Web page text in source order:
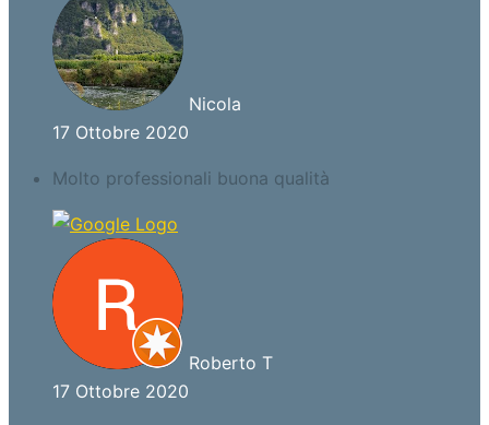
Nicola
17 Ottobre 2020
Molto professionali buona qualità
Roberto T
17 Ottobre 2020